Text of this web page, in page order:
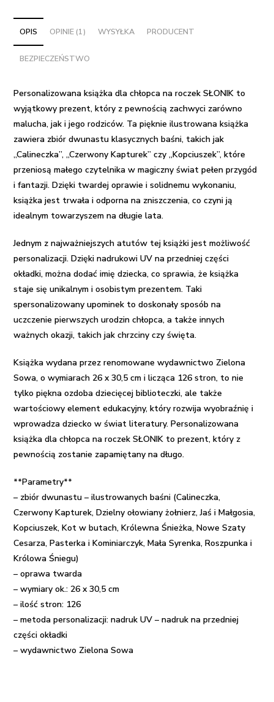
chłopca
na
roczek
SŁONIK
OPIS OPINIE (1) WYSYŁKA PRODUCENT
BEZPIECZEŃSTWO
Personalizowana książka dla chłopca na roczek SŁONIK to
wyjątkowy prezent, który z pewnością zachwyci zarówno
malucha, jak i jego rodziców. Ta pięknie ilustrowana książka
zawiera zbiór dwunastu klasycznych baśni, takich jak
„Calineczka”, „Czerwony Kapturek” czy „Kopciuszek”, które
przeniosą małego czytelnika w magiczny świat pełen przygód
i fantazji. Dzięki twardej oprawie i solidnemu wykonaniu,
książka jest trwała i odporna na zniszczenia, co czyni ją
idealnym towarzyszem na długie lata.
Jednym z najważniejszych atutów tej książki jest możliwość
personalizacji. Dzięki nadrukowi UV na przedniej części
okładki, można dodać imię dziecka, co sprawia, że książka
staje się unikalnym i osobistym prezentem. Taki
spersonalizowany upominek to doskonały sposób na
uczczenie pierwszych urodzin chłopca, a także innych
ważnych okazji, takich jak chrzciny czy święta.
Książka wydana przez renomowane wydawnictwo Zielona
Sowa, o wymiarach 26 x 30,5 cm i licząca 126 stron, to nie
tylko piękna ozdoba dziecięcej biblioteczki, ale także
wartościowy element edukacyjny, który rozwija wyobraźnię i
wprowadza dziecko w świat literatury. Personalizowana
książka dla chłopca na roczek SŁONIK to prezent, który z
pewnością zostanie zapamiętany na długo.
**Parametry**
– zbiór dwunastu – ilustrowanych baśni (Calineczka,
Czerwony Kapturek, Dzielny ołowiany żołnierz, Jaś i Małgosia,
Kopciuszek, Kot w butach, Królewna Śnieżka, Nowe Szaty
Cesarza, Pasterka i Kominiarczyk, Mała Syrenka, Roszpunka i
Królowa Śniegu)
– oprawa twarda
– wymiary ok.: 26 x 30,5 cm
– ilość stron: 126
– metoda personalizacji: nadruk UV – nadruk na przedniej
części okładki
– wydawnictwo Zielona Sowa